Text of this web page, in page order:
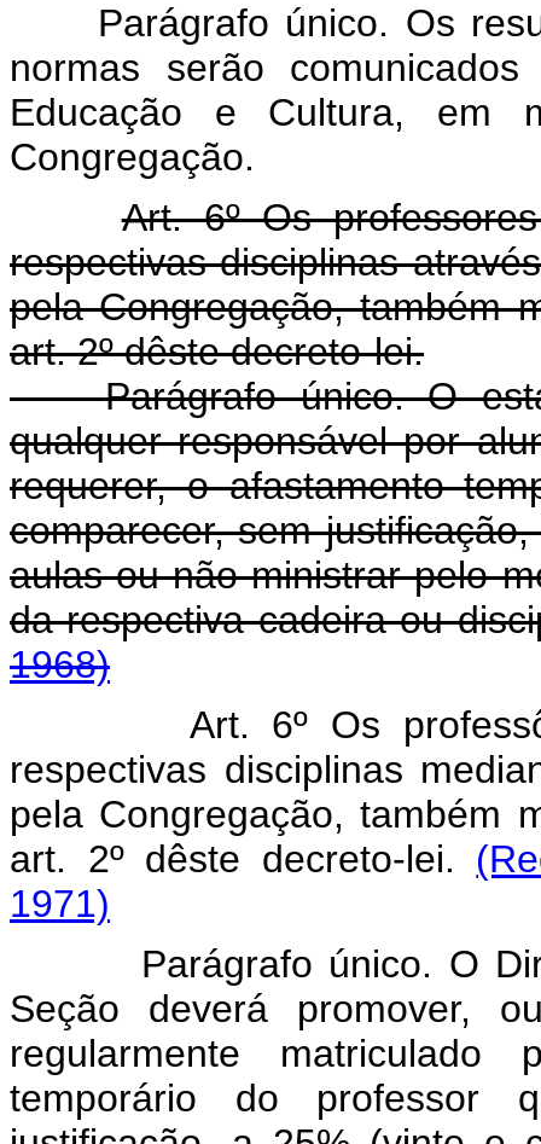
Parágrafo único. Os
normas serão
Educação e Cultura, em
Congregação.
Art. 6º Os
respectivas disciplinas
pela Congregação, também
art. 2º dêste decreto-lei.
Parágrafo único. O
qualquer responsável por
requerer, o afastamento
comparecer, sem
aulas ou não ministrar pelo
da respectiva cadeira ou
1968)
Art. 6º Os
respectivas disciplinas
pela Congregação, também
art. 2º dêste decreto-lei.
1971)
Parágrafo único. O
Seção deverá promover,
regularmente matriculado
temporário do professor